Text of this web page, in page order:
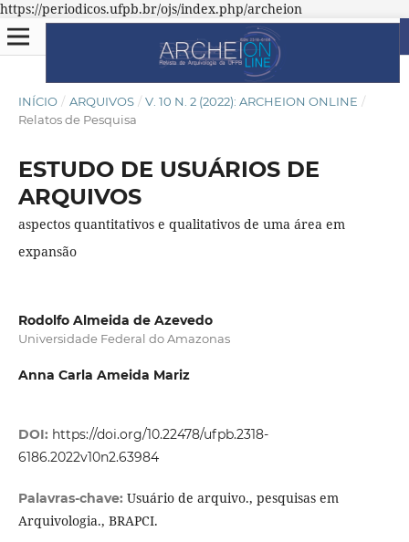
https://periodicos.ufpb.br/ojs/index.php/archeion
INÍCIO / ARQUIVOS / V. 10 N. 2 (2022): ARCHEION ONLINE /
Relatos de Pesquisa
ESTUDO DE USUÁRIOS DE
ARQUIVOS
aspectos quantitativos e qualitativos de uma área em
expansão
Rodolfo Almeida de Azevedo
Universidade Federal do Amazonas
Anna Carla Ameida Mariz
DOI: https://doi.org/10.22478/ufpb.2318-
6186.2022v10n2.63984
Palavras-chave: Usuário de arquivo., pesquisas em
Arquivologia., BRAPCI.